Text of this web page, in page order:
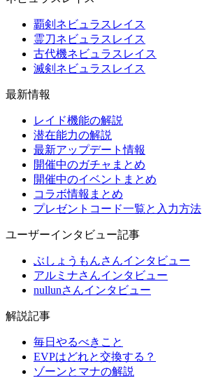
覇剣ネビュラスレイス
霊刀ネビュラスレイス
古代機ネビュラスレイス
滅剣ネビュラスレイス
最新情報
レイド機能の解説
潜在能力の解説
最新アップデート情報
開催中のガチャまとめ
開催中のイベントまとめ
コラボ情報まとめ
プレゼントコード一覧と入力方法
ユーザーインタビュー記事
ぶしょうもんさんインタビュー
アルミナさんインタビュー
nullunさんインタビュー
解説記事
毎日やるべきこと
EVPはどれと交換する？
ゾーンとマナの解説